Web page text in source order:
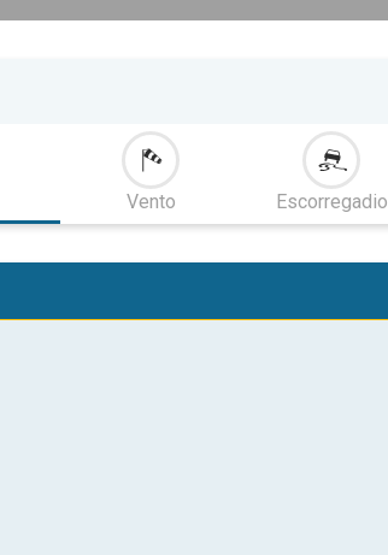
Vento Escorregadio